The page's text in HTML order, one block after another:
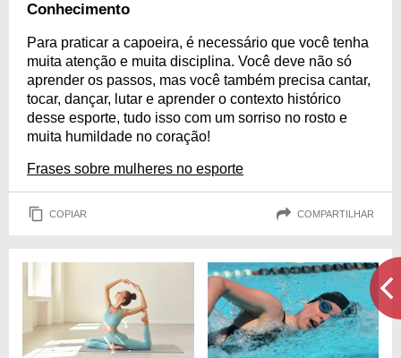
Conhecimento
Para praticar a capoeira, é necessário que você tenha
muita atenção e muita disciplina. Você deve não só
aprender os passos, mas você também precisa cantar,
tocar, dançar, lutar e aprender o contexto histórico
desse esporte, tudo isso com um sorriso no rosto e
muita humildade no coração!
Frases sobre mulheres no esporte
COPIAR COMPARTILHAR